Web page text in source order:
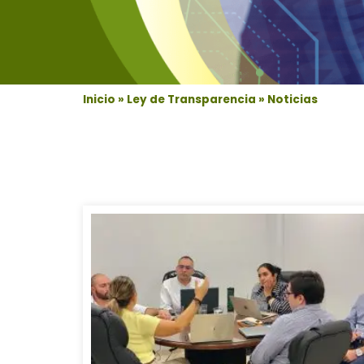
Inicio » Ley de Transparencia » Noticias